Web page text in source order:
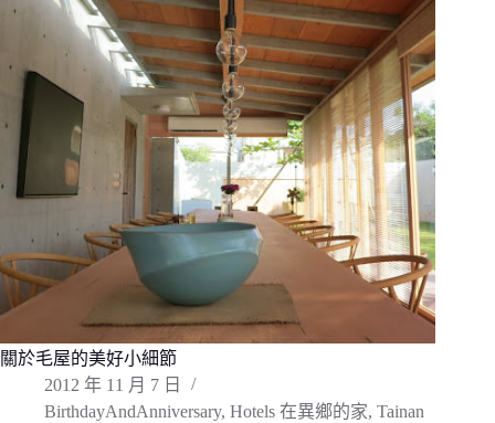
關於毛屋的美好小細節
2012 年 11 月 7 日
BirthdayAndAnniversary, Hotels 在異鄉的家, Tainan